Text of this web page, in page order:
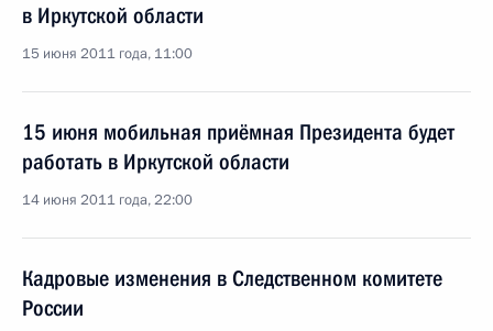
в Иркутской области
15 июня 2011 года, 11:00
15 июня мобильная приёмная Президента будет
работать в Иркутской области
14 июня 2011 года, 22:00
Кадровые изменения в Следственном комитете
России